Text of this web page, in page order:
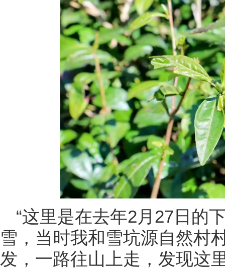
“这里是在去年2月27日的
雪，当时我和雪坑源自然村
发，一路往山上走，发现这